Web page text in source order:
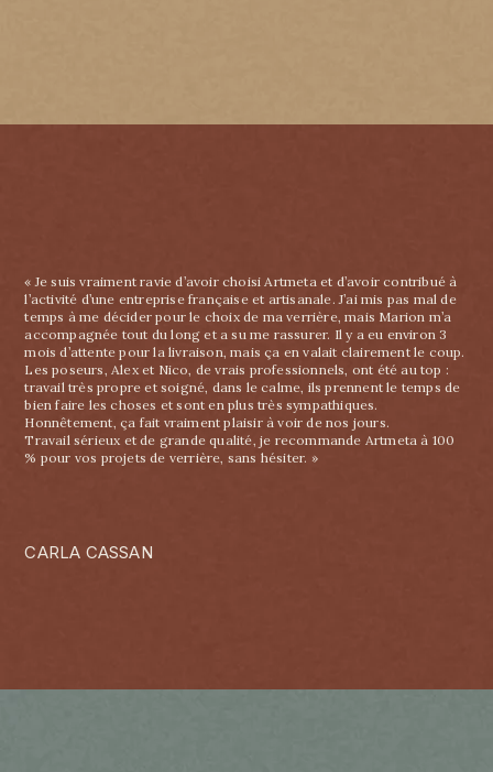
« Je suis vraiment ravie d’avoir choisi Artmeta et d’avoir contribué à
l’activité d’une entreprise française et artisanale. J’ai mis pas mal de
temps à me décider pour le choix de ma verrière, mais Marion m’a
accompagnée tout du long et a su me rassurer. Il y a eu environ 3
mois d’attente pour la livraison, mais ça en valait clairement le coup.
Les poseurs, Alex et Nico, de vrais professionnels, ont été au top :
travail très propre et soigné, dans le calme, ils prennent le temps de
bien faire les choses et sont en plus très sympathiques.
Honnêtement, ça fait vraiment plaisir à voir de nos jours.
Travail sérieux et de grande qualité, je recommande Artmeta à 100
% pour vos projets de verrière, sans hésiter. »
CARLA CASSAN